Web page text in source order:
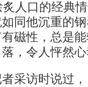
人口的经典
同他沉重的
磁性，总是
，令人怦然
访时说过，